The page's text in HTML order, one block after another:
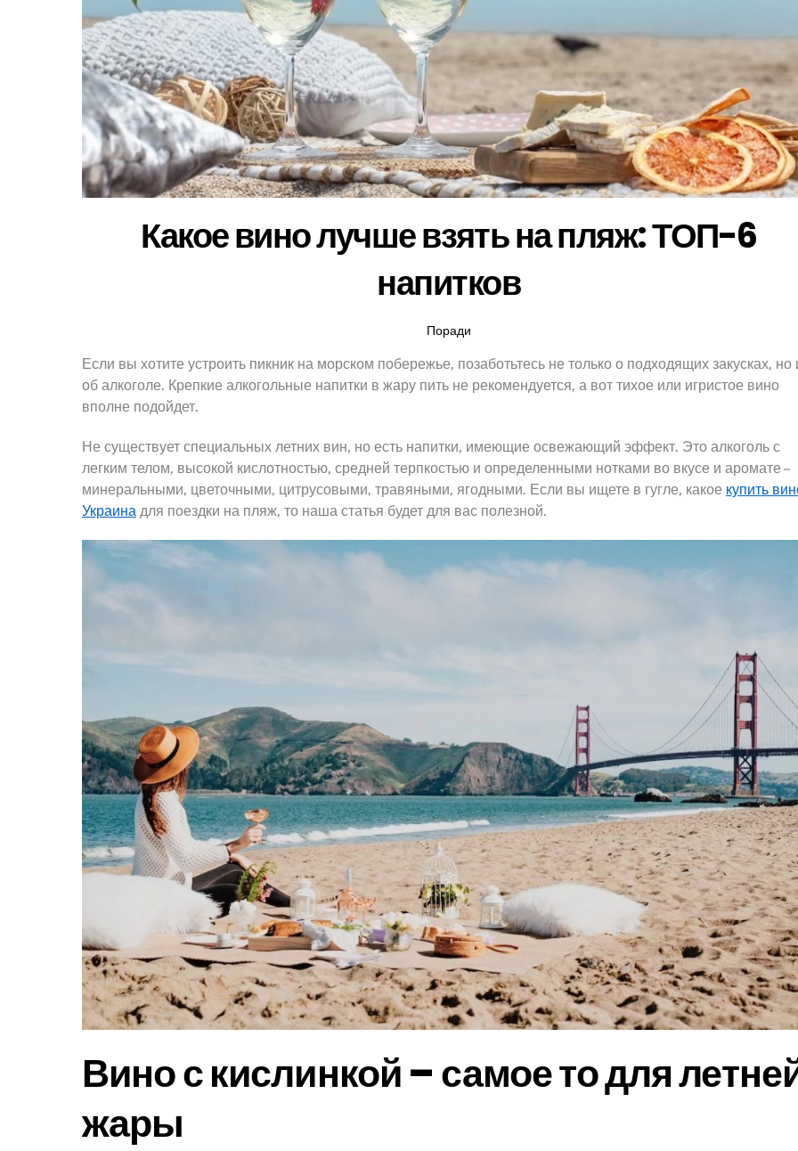
Какое вино лучше взять на пляж: ТОП-6
напитков
Поради
Если вы хотите устроить пикник на морском побережье, позаботьтесь не только о подходящих закусках, но
об алкоголе. Крепкие алкогольные напитки в жару пить не рекомендуется, а вот тихое или игристое вино
вполне подойдет.
Не существует специальных летних вин, но есть напитки, имеющие освежающий эффект. Это алкоголь с
легким телом, высокой кислотностью, средней терпкостью и определенными нотками во вкусе и аромате –
минеральными, цветочными, цитрусовыми, травяными, ягодными. Если вы ищете в гугле, какое купить
Украина для поездки на пляж, то наша статья будет для вас полезной.
Вино с кислинкой – самое то для
жары